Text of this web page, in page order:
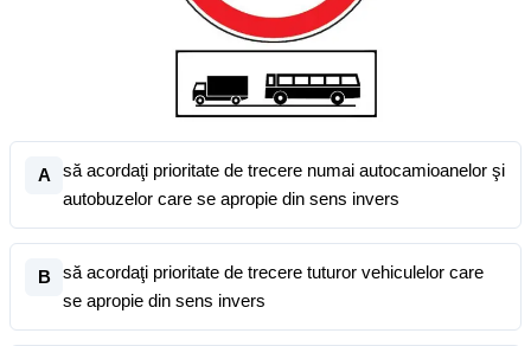
A
să acordaţi prioritate de trecere numai autocamioanelor şi
autobuzelor care se apropie din sens invers
B
să acordaţi prioritate de trecere tuturor vehiculelor care
se apropie din sens invers